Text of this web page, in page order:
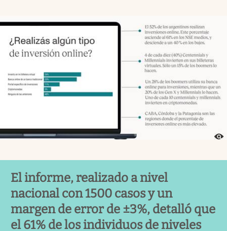
El informe, realizado a nivel
nacional con 1500 casos y un
margen de error de ±3%, detalló que
el 61% de los individuos de niveles